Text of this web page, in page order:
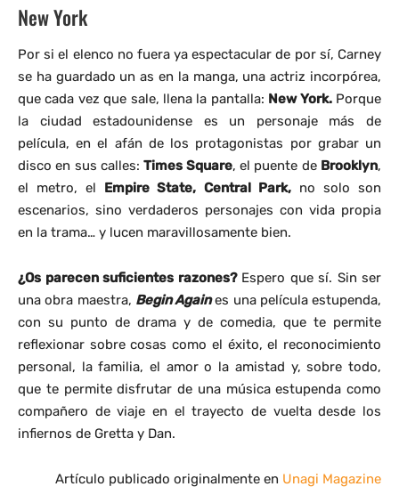
New York
Por si el elenco no fuera ya espectacular de por sí, Carney
se ha guardado un as en la manga, una actriz incorpórea,
que cada vez que sale, llena la pantalla: New York.Porque
la ciudad estadounidense es un personaje más de
película, en el afán de los protagonistas por grabar un
disco en sus calles:Times Square, el puente de Brooklyn,
el metro, el Empire State, Central Park, no solo son
escenarios, sino verdaderos personajes con vida propia
en la trama… y lucen maravillosamente bien.
¿Os parecen suficientes razones?Espero que sí. Sin ser
una obra maestra, Begin Again es una película estupenda,
con su punto de drama y de comedia, que te permite
reflexionar sobre cosas como el éxito, el reconocimiento
personal, la familia, el amor o la amistad y, sobre todo,
que te permite disfrutar de una música estupenda como
compañero de viaje en el trayecto de vuelta desde los
infiernos de Gretta y Dan.
Artículo publicado originalmente en Unagi Magazine